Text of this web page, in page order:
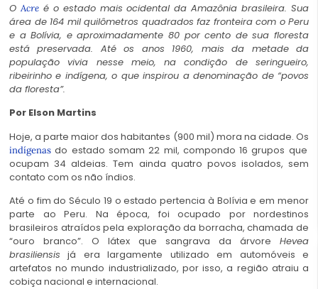
O Acreé o estado mais ocidental da Amazônia brasileira. Sua
área de 164 mil quilômetros quadrados faz fronteira com o Peru
e a Bolívia, e aproximadamente 80 por cento de sua floresta
está preservada. Até os anos 1960, mais da metade da
população vivia nesse meio, na condição de seringueiro,
ribeirinho e indígena, o que inspirou a denominação de “povos
da floresta”.
Por Elson Martins
Hoje, a parte maior dos habitantes (900 mil) mora na cidade. Os
indígenas do estado somam 22 mil, compondo 16 grupos que
ocupam 34 aldeias. Tem ainda quatro povos isolados, sem
contato com os não índios.
Até o fim do Século 19 o estado pertencia à Bolívia e em menor
parte ao Peru. Na época, foi ocupado por nordestinos
brasileiros atraídos pela exploração da borracha, chamada de
“ouro branco”. O látex que sangrava da árvore Hevea
brasiliensis já era largamente utilizado em automóveis e
artefatos no mundo industrializado, por isso, a região atraiu a
cobiça nacional e internacional.